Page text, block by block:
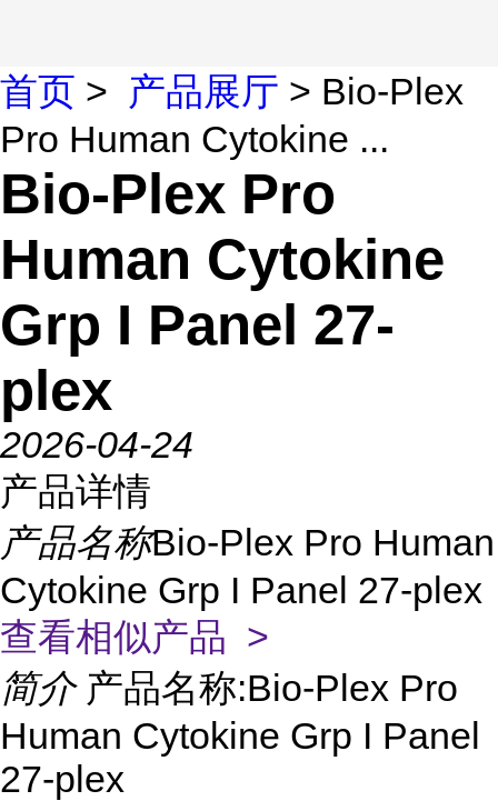
首页 > 产品展厅 > Bio-Plex
Pro Human Cytokine ...
Bio-Plex Pro
Human Cytokine
Grp I Panel 27-
plex
2026-04-24
产品详情
产品名称Bio-Plex Pro Human
Cytokine Grp I Panel 27-plex
查看相似产品 >
简介 产品名称:Bio-Plex Pro
Human Cytokine Grp I Panel
27-plex